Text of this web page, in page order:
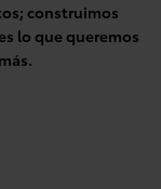
construimos
lo que queremos